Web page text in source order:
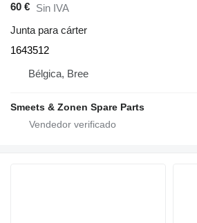
60 € Sin IVA
Junta para cárter
1643512
Bélgica, Bree
Smeets & Zonen Spare Parts